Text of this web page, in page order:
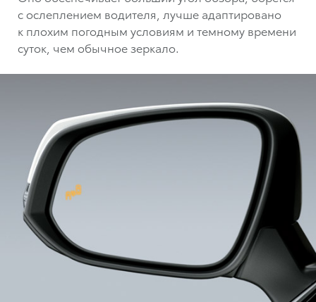
с ослеплением водителя, лучше адаптировано
к плохим погодным условиям и темному времени
суток, чем обычное зеркало.